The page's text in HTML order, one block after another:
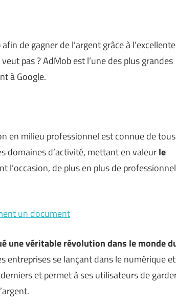
de gagner de l’argent grâce à l’excellente
pas ? AdMob est l’une des plus grandes
à Google.
en milieu professionnel est connue de
domaines d’activité, mettant en valeurle
l’occasion, de plus en plus de
un document
une véritable révolution dans le monde
entreprises se lançant dans le numérique
et permet à ses utilisateurs de